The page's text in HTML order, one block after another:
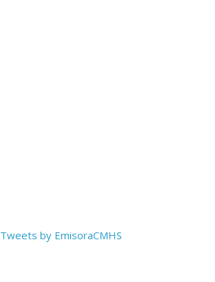
Tweets by EmisoraCMHS